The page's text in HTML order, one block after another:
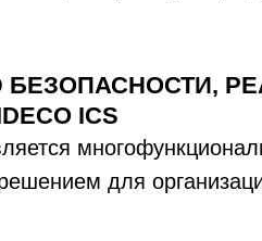
ICS
для